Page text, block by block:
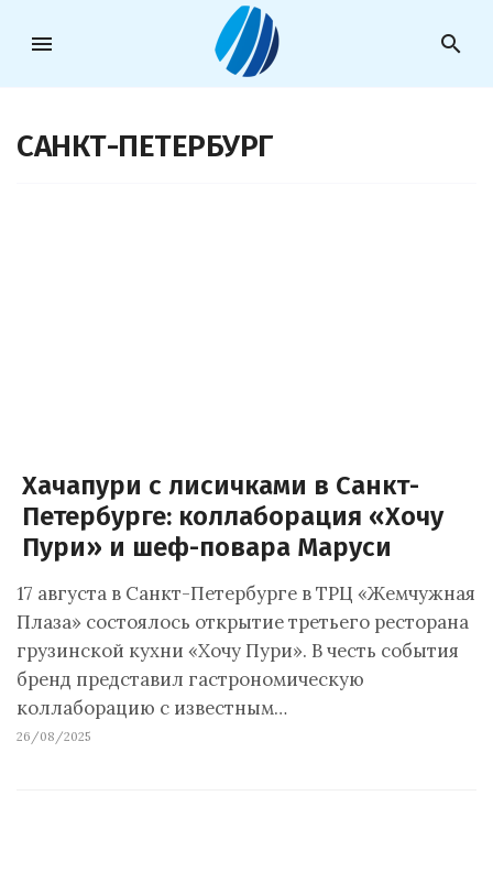
menu search
САНКТ-ПЕТЕРБУРГ
Хачапури с лисичками в Санкт-
Петербурге: коллаборация «Хочу
Пури» и шеф-повара Маруси
17 августа в Санкт-Петербурге в ТРЦ «Жемчужная
Плаза» состоялось открытие третьего ресторана
грузинской кухни «Хочу Пури». В честь события
бренд представил гастрономическую
коллаборацию с известным…
26/08/2025